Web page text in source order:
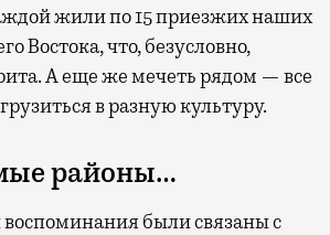
жили по 15 приезжих наших
Востока, что, безусловно,
А еще же мечеть рядом — все
в разную культуру.
районы…
были связаны с